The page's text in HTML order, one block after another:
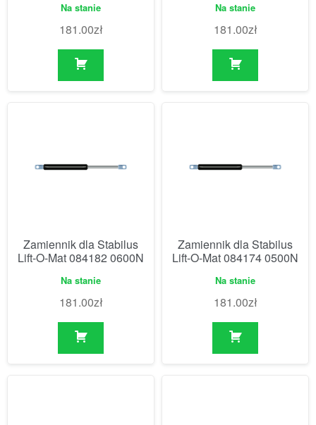
Na stanie
181.00zł
Na stanie
181.00zł
Zamiennik dla Stabilus
Lift-O-Mat 084182 0600N
Na stanie
181.00zł
Zamiennik dla Stabilus
Lift-O-Mat 084174 0500N
Na stanie
181.00zł